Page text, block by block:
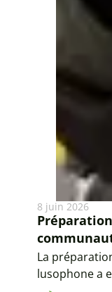
8 juin 2026
La
lusophone a